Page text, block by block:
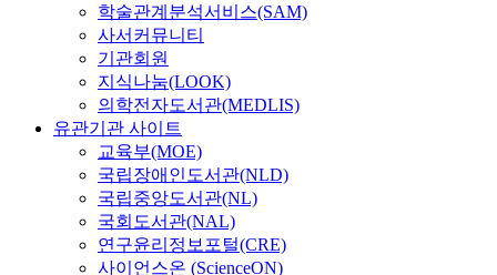
학술관계분석서비스(SAM)
사서커뮤니티
기관회원
지식나눔(LOOK)
의학전자도서관(MEDLIS)
유관기관 사이트
교육부(MOE)
국립장애인도서관(NLD)
국립중앙도서관(NL)
국회도서관(NAL)
연구윤리정보포털(CRE)
사이언스온 (ScienceON)